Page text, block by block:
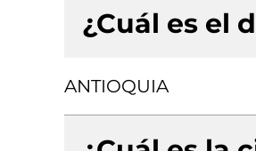
¿Cuál es el
ANTIOQUIA